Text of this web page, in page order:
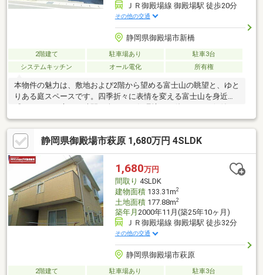
ＪＲ御殿場線 御殿場駅 徒歩20分
その他の交通
静岡県御殿場市新橋
2階建て 駐車場あり
駐車3台
システムキッチン
オール電化 所有権
本物件の魅力は、敷地および2階から望める富士山の眺望と、ゆと
りある庭スペースです。四季折々に表情を変える富士山を身近に
生み出します。築年数は経過していますが、リノベーションを行
うことで、住まいの快適性とこのロケーションを最大限に活かす
ことが可能です。「景色」と「ゆとり」のある暮らしを求める方
におすすめの一邸です。本日内覧可能です。お気軽にお問合せく
ださい。【下記「ネットで見学予約できる日程」より、見学予約
OK】■平日、祝日問わず、お客様の都合でご予約可能♪【リフォー
ムの相談に乗らせていただきます！】
静岡県御殿場市萩原 1,680万円 4SLDK
1,680万円
間取り 4SLDK
建物面積133.31m2
土地面積177.88m2
築年月 2000年11月(築25年10ヶ月)
ＪＲ御殿場線 御殿場駅 徒歩32分
その他の交通
静岡県御殿場市萩原
2階建て 駐車場あり
駐車3台